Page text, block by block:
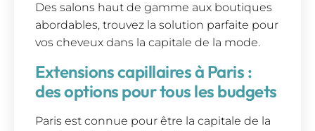
Des salons haut de gamme aux boutiques
abordables, trouvez la solution parfaite pour
vos cheveux dans la capitale de la mode.
Extensions capillaires à Paris :
des options pour tous les budgets
Paris est connue pour être la capitale de la